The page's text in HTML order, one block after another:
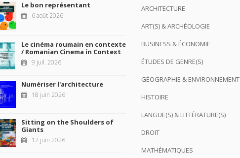
Le bon représentant
6 août 2026
Le cinéma roumain en contexte
/ Romanian Cinema in Context
9 juil. 2026
Numériser l'architecture
18 juin 2026
Sitting on the Shoulders of
Giants
12 juin 2026
ARCHITECTURE
ART(S) & ARCHÉOLOGIE
BUSINESS & ÉCONOMIE
ÉTUDES DE GENRE(S)
GÉOGRAPHIE & ENVIRONNEMENT
HISTOIRE
LANGUE(S) & LITTÉRATURE(S)
DROIT
MATHÉMATIQUES